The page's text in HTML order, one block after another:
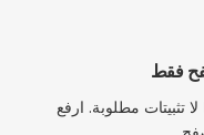
فقط
لا تثبيتات مطلوبة. ارفع DOCM وحوّل إلى LRF وحمّل — كل